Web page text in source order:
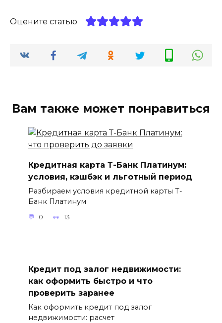
Оцените статью
Вам также может понравиться
Кредитная карта Т-Банк Платинум:
условия, кэшбэк и льготный период
Разбираем условия кредитной карты Т-
Банк Платинум
0 13
Кредит под залог недвижимости:
как оформить быстро и что
проверить заранее
Как оформить кредит под залог
недвижимости: расчет